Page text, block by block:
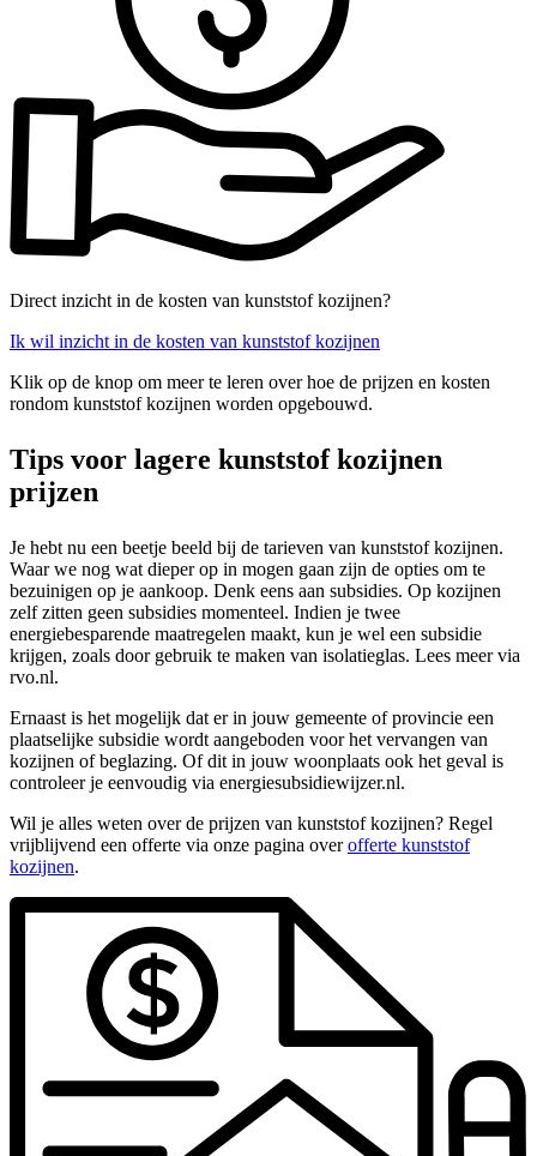
Direct inzicht in de kosten van kunststof kozijnen?
Ik wil inzicht in de kosten van kunststof kozijnen
Klik op de knop om meer te leren over hoe de prijzen en kosten
rondom kunststof kozijnen worden opgebouwd.
Tips voor lagere kunststof kozijnen
prijzen
Je hebt nu een beetje beeld bij de tarieven van kunststof kozijnen.
Waar we nog wat dieper op in mogen gaan zijn de opties om te
bezuinigen op je aankoop. Denk eens aan subsidies. Op kozijnen
zelf zitten geen subsidies momenteel. Indien je twee
energiebesparende maatregelen maakt, kun je wel een subsidie
krijgen, zoals door gebruik te maken van isolatieglas. Lees meer via
rvo.nl.
Ernaast is het mogelijk dat er in jouw gemeente of provincie een
plaatselijke subsidie wordt aangeboden voor het vervangen van
kozijnen of beglazing. Of dit in jouw woonplaats ook het geval is
controleer je eenvoudig via energiesubsidiewijzer.nl.
Wil je alles weten over de prijzen van kunststof kozijnen? Regel
vrijblijvend een offerte via onze pagina overofferte kunststof
kozijnen.